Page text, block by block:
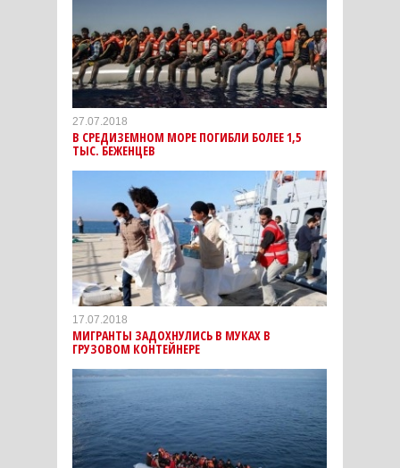
27.07.2018
В СРЕДИЗЕМНОМ МОРЕ ПОГИБЛИ БОЛЕЕ 1,5
ТЫС. БЕЖЕНЦЕВ
17.07.2018
МИГРАНТЫ ЗАДОХНУЛИСЬ В МУКАХ В
ГРУЗОВОМ КОНТЕЙНЕРЕ